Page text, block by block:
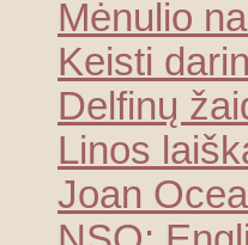
Mėnulio
Keisti
Delfinų
Linos
Joan